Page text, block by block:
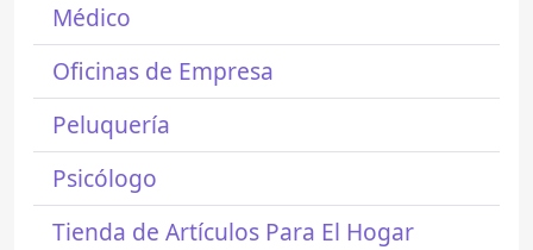
Médico
Oficinas de Empresa
Peluquería
Psicólogo
Tienda de Artículos Para El Hogar